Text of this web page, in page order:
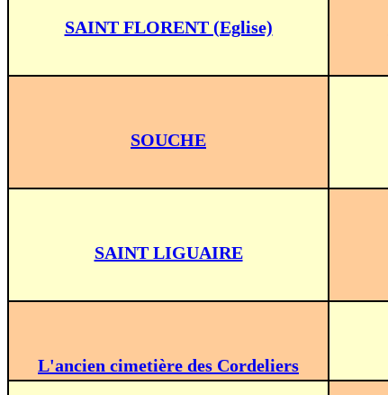
SAINT FLORENT (Eglise)
SOUCHE
SAINT LIGUAIRE
L'ancien cimetière des Cordeliers